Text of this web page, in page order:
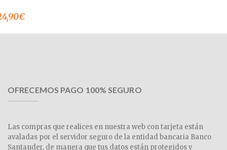
€
OFRECEMOS PAGO 100% SEGURO
Las compras que realices en nuestra web con tarjeta están
avaladas por el servidor seguro de la entidad bancaria Banco
Santander, de manera que tus datos están protegidos y